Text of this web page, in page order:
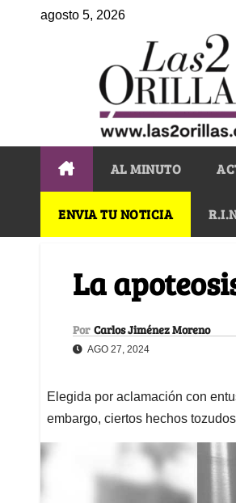
agosto 5, 2026
AL MINUTO
ENVIA TU NOTICIA
La
Por Carlos Jiménez Moreno
AGO 27, 2024
Elegida por aclamación con
embargo, ciertos hechos tozudos